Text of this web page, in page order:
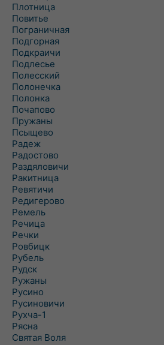
Плотница
Повитье
Пограничная
Подгорная
Подкраичи
Подлесье
Полесский
Полонечка
Полонка
Почапово
Пружаны
Псыщево
Радеж
Радостово
Раздяловичи
Ракитница
Ревятичи
Редигерово
Ремель
Речица
Речки
Ровбицк
Рубель
Рудск
Ружаны
Русино
Русиновичи
Рухча-1
Рясна
Святая Воля